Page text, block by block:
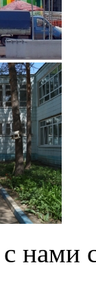
нами